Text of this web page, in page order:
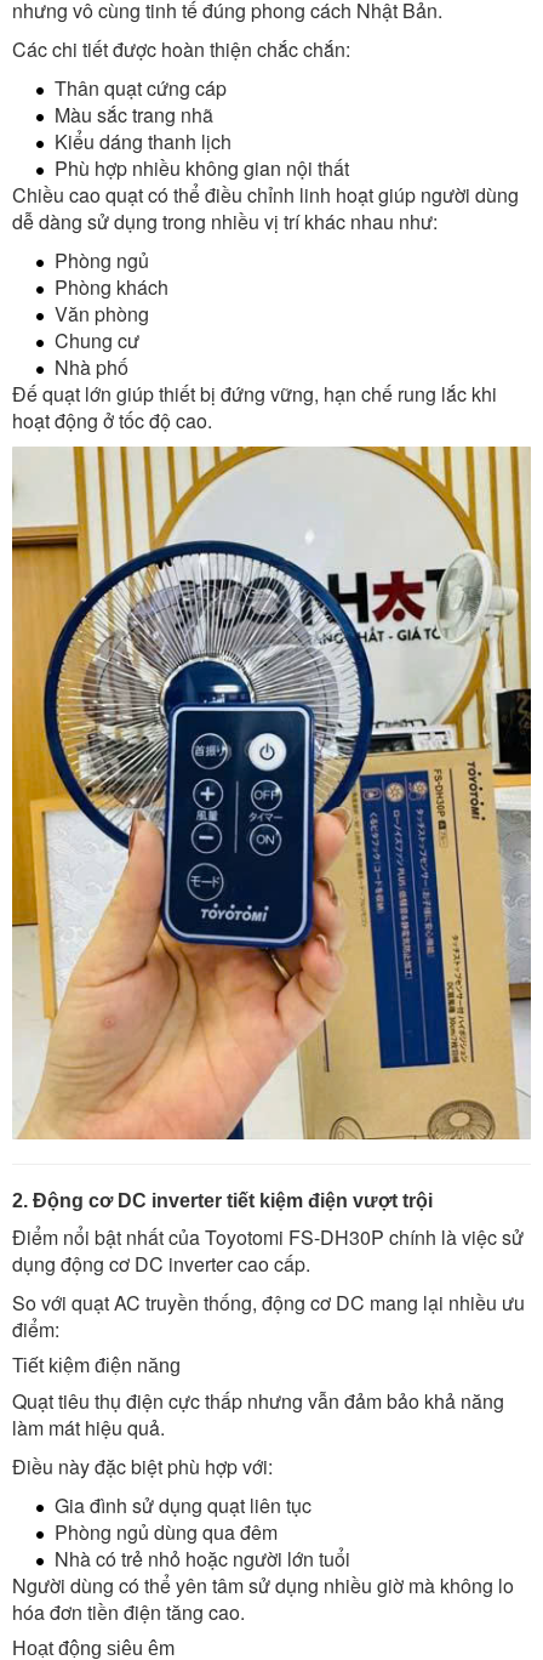
nhưng vô cùng tinh tế đúng phong cách Nhật Bản.
Các chi tiết được hoàn thiện chắc chắn:
Thân quạt cứng cáp
Màu sắc trang nhã
Kiểu dáng thanh lịch
Phù hợp nhiều không gian nội thất
Chiều cao quạt có thể điều chỉnh linh hoạt giúp người dùng
dễ dàng sử dụng trong nhiều vị trí khác nhau như:
Phòng ngủ
Phòng khách
Văn phòng
Chung cư
Nhà phố
Đế quạt lớn giúp thiết bị đứng vững, hạn chế rung lắc khi
hoạt động ở tốc độ cao.
2. Động cơ DC inverter tiết kiệm điện vượt trội
Điểm nổi bật nhất của Toyotomi FS-DH30P chính là việc sử
dụng động cơ DC inverter cao cấp.
So với quạt AC truyền thống, động cơ DC mang lại nhiều ưu
điểm:
Tiết kiệm điện năng
Quạt tiêu thụ điện cực thấp nhưng vẫn đảm bảo khả năng
làm mát hiệu quả.
Điều này đặc biệt phù hợp với:
Gia đình sử dụng quạt liên tục
Phòng ngủ dùng qua đêm
Nhà có trẻ nhỏ hoặc người lớn tuổi
Người dùng có thể yên tâm sử dụng nhiều giờ mà không lo
hóa đơn tiền điện tăng cao.
Hoạt động siêu êm